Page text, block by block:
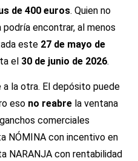
de 400 euros. Quien no
encontrar, al menos
este 27 de mayo de
el 30 de junio de 2026.
a la otra. El depósito puede
eso no reabre la ventana
comerciales
NÓMINA con incentivo en
NARANJA con rentabilidad